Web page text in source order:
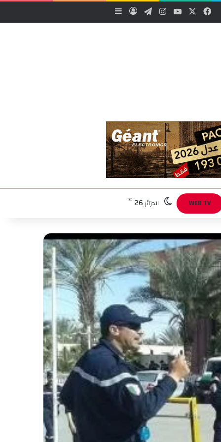
فيسبوك ‫YouTubeانستقرامتيلقرامتسجيل الدخول
WEB TV الجزائر 26
℃